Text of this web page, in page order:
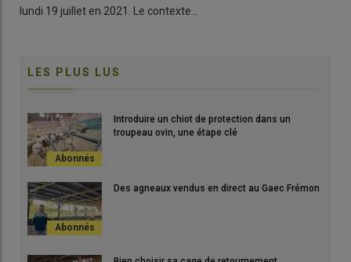
lundi 19 juillet en 2021. Le contexte…
LES PLUS LUS
Introduire un chiot de protection dans un
troupeau ovin, une étape clé
Des agneaux vendus en direct au Gaec Frémon